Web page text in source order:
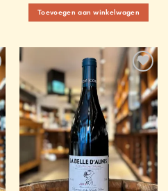
Toevoegen aan winkelwagen
Add to
Wishlist